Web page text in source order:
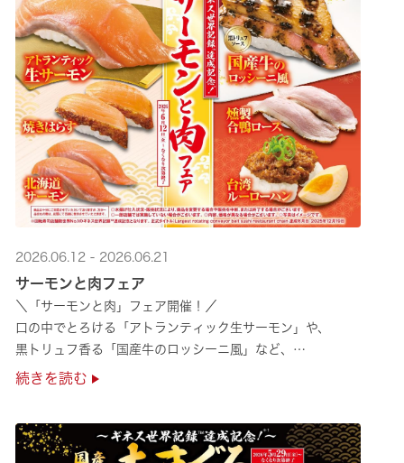
2026.06.12 - 2026.06.21
サーモンと肉フェア
＼「サーモンと肉」フェア開催！／
口の中でとろける「アトランティック生サーモン」や、
黒トリュフ香る「国産牛のロッシーニ風」など、
圧倒的な贅沢感をぜひ店舗でご堪能ください🍣
続きを読む